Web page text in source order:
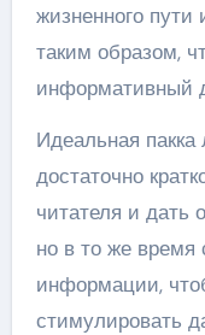
жизненного
таким образом,
информативный
Идеальная
достаточно
читателя и дать
но в то же время
информации,
стимулировать